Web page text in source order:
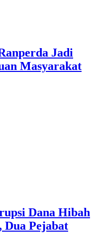
Jadi
Masyarakat
Dana Hibah
Pejabat